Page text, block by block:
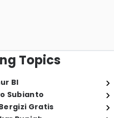
Topics
BI
Subianto
Gratis